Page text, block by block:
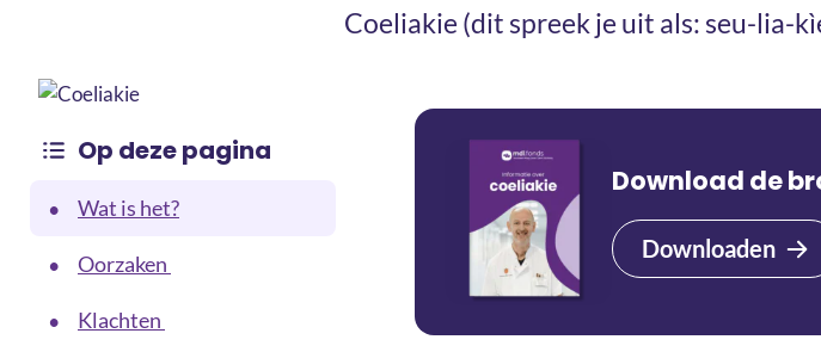
Coeliakie (dit spreek je uit als: seu-lia-
Download de
Downloaden
Op deze pagina
• Wat is het?
• Oorzaken
• Klachten